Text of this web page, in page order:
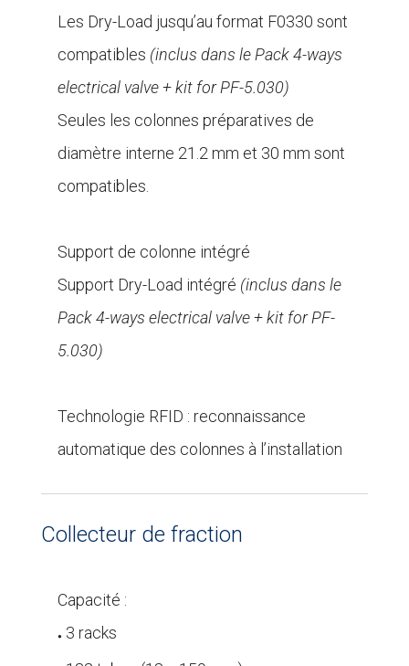
Les Dry-Load jusqu’au format F0330 sont
compatibles (inclus dans le Pack 4-ways
electrical valve + kit for PF-5.030)
Seules les colonnes préparatives de
diamètre interne 21.2 mm et 30 mm sont
compatibles.
Support de colonne intégré
Support Dry-Load intégré (inclus dans le
Pack 4-ways electrical valve + kit for PF-
5.030)
Technologie RFID : reconnaissance
automatique des colonnes à l’installation
Collecteur de fraction
Capacité :
● 3 racks